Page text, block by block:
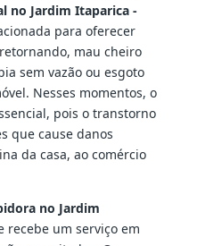
no Jardim Itaparica -
para oferecer
mau cheiro
sem vazão ou esgoto
Nesses momentos, o
pois o transtorno
que cause danos
da casa, ao comércio
no Jardim
recebe um serviço em